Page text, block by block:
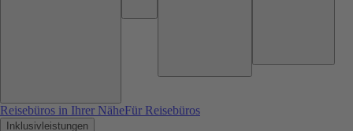
Reisebüros in Ihrer NäheFür Reisebüros
Inklusivleistungen